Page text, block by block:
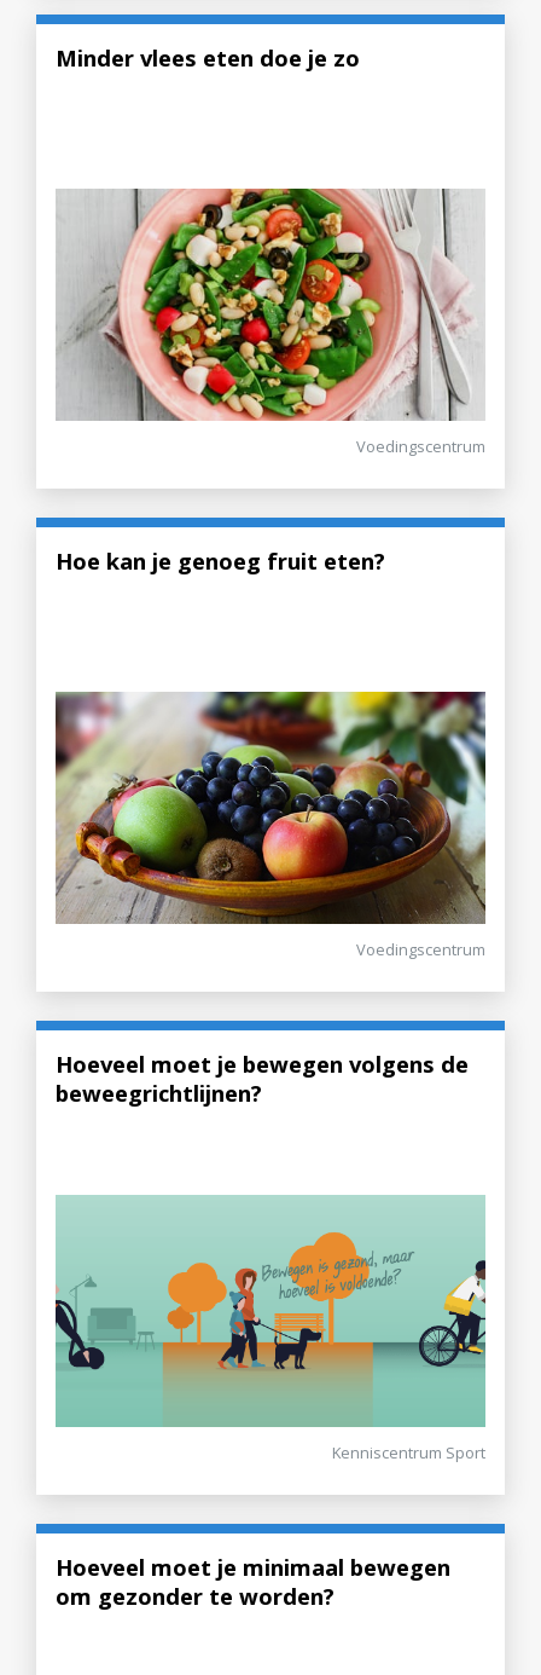
Minder vlees eten doe je zo
Voedingscentrum
Hoe kan je genoeg fruit eten?
Voedingscentrum
Hoeveel moet je bewegen volgens de
beweegrichtlijnen?
Kenniscentrum Sport
Hoeveel moet je minimaal bewegen
om gezonder te worden?